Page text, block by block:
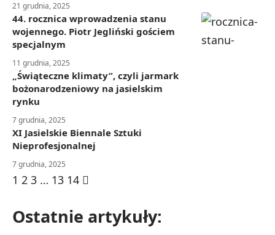
21 grudnia, 2025
44. rocznica wprowadzenia stanu
wojennego. Piotr Jegliński gościem
specjalnym
11 grudnia, 2025
„Świąteczne klimaty”, czyli jarmark
bożonarodzeniowy na jasielskim
rynku
7 grudnia, 2025
XI Jasielskie Biennale Sztuki
Nieprofesjonalnej
7 grudnia, 2025
1 2 3 … 13 14
Ostatnie artykuły: